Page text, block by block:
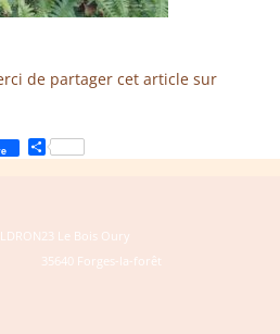
de partager cet article sur
Partager
23 Le Bois Oury
35640 Forges-la-forêt